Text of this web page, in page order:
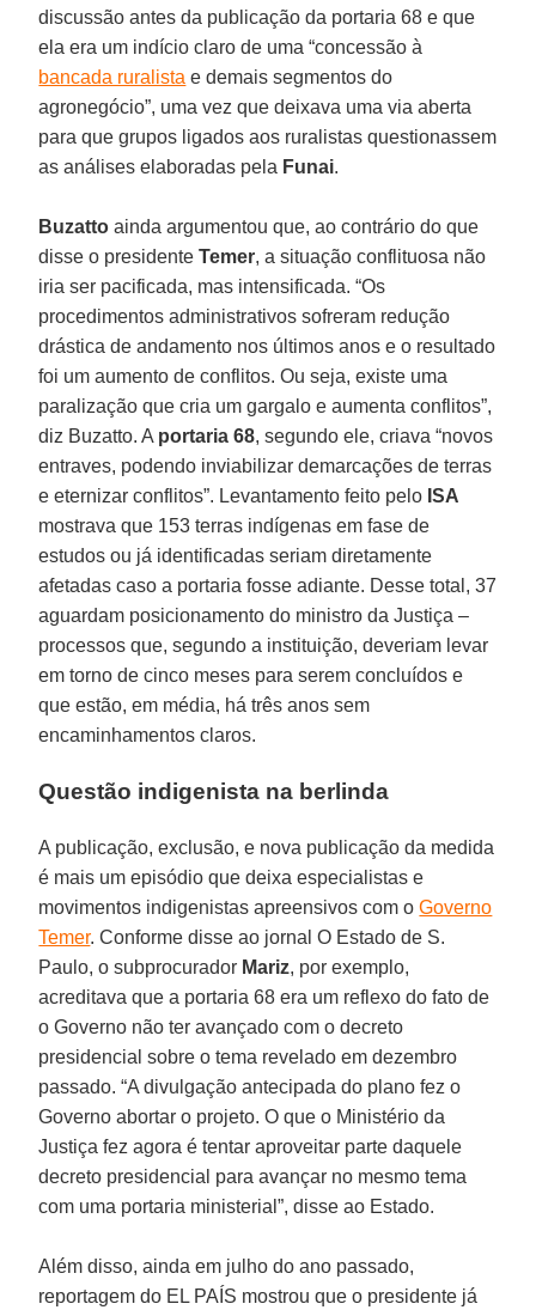
discussão antes da publicação da portaria 68 e que
ela era um indício claro de uma “concessão à
bancada ruralista e demais segmentos do
agronegócio”, uma vez que deixava uma via aberta
para que grupos ligados aos ruralistas questionassem
as análises elaboradas pela Funai.
Buzatto ainda argumentou que, ao contrário do que
disse o presidenteTemer, a situação conflituosa não
iria ser pacificada, mas intensificada. “Os
procedimentos administrativos sofreram redução
drástica de andamento nos últimos anos e o resultado
foi um aumento de conflitos. Ou seja, existe uma
paralização que cria um gargalo e aumenta conflitos”,
diz Buzatto. A portaria 68, segundo ele, criava “novos
entraves, podendo inviabilizar demarcações de terras
e eternizar conflitos”. Levantamento feito pelo ISA
mostrava que 153 terras indígenas em fase de
estudos ou já identificadas seriam diretamente
afetadas caso a portaria fosse adiante. Desse total, 37
aguardam posicionamento do ministro da Justiça –
processos que, segundo a instituição, deveriam levar
em torno de cinco meses para serem concluídos e
que estão, em média, há três anos sem
encaminhamentos claros.
Questão indigenista na berlinda
A publicação, exclusão, e nova publicação da medida
é mais um episódio que deixa especialistas e
movimentos indigenistas apreensivos com oGoverno
Temer. Conforme disse ao jornal O Estado de S.
Paulo, o subprocurador Mariz, por exemplo,
acreditava que a portaria 68 era um reflexo do fato de
o Governo não ter avançado com o decreto
presidencial sobre o tema revelado em dezembro
passado. “A divulgação antecipada do plano fez o
Governo abortar o projeto. O que o Ministério da
Justiça fez agora é tentar aproveitar parte daquele
decreto presidencial para avançar no mesmo tema
com uma portaria ministerial”, disse ao Estado.
Além disso, ainda em julho do ano passado,
reportagem do EL PAÍS mostrou que o presidente já